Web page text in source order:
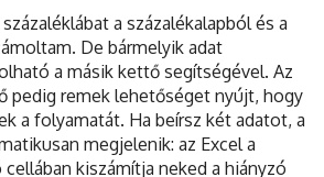
a százalékalapból és a
De bármelyik adat
a másik kettő segítségével. Az
pedig remek lehetőséget nyújt, hogy
a folyamatát. Ha beírsz két adatot, a
megjelenik: az Excel a
kiszámítja neked a hiányzó